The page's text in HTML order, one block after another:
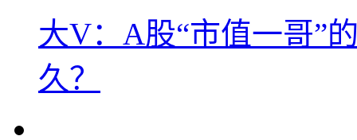
大V：A股“市值一哥”
久？